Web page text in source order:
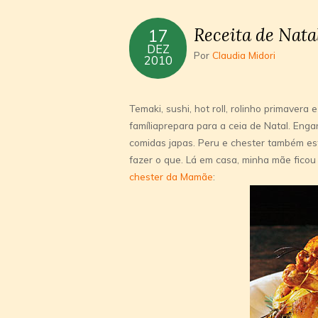
17
DEZ
2010
Receita de
Por Claudia Midori
Temaki, sushi, hot roll, rolinho primavera
famíliaprepara para a ceia de Natal.
comidas japas. Peru e chester também
fazer o que. Lá em casa, minha mãe
chester da Mamãe: